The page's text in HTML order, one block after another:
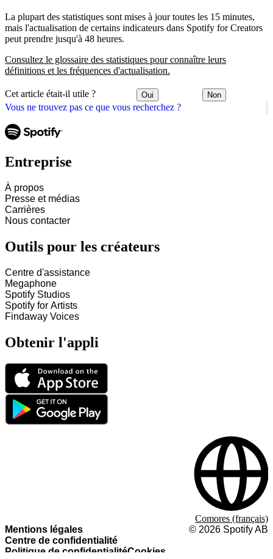
Vous ne trouvez pas ce que vous recherchez ?
La plupart des statistiques sont mises à jour toutes les 15 minutes,
mais l'actualisation de certains indicateurs dans Spotify for Creators
peut prendre jusqu'à 48 heures.
Consultez le glossaire des statistiques pour connaître leurs
définitions et les fréquences d'actualisation.
Cet article était-il utile ? Oui Non
Entreprise
À propos
Presse et médias
Carrières
Nous contacter
Outils pour les créateurs
Centre d'assistance
Megaphone
Spotify Studios
Spotify for Artists
Findaway Voices
Obtenir l'appli
Mentions légales
Centre de confidentialité
Politique de confidentialitéCookies
© 2026 Spotify AB
Comores (français)